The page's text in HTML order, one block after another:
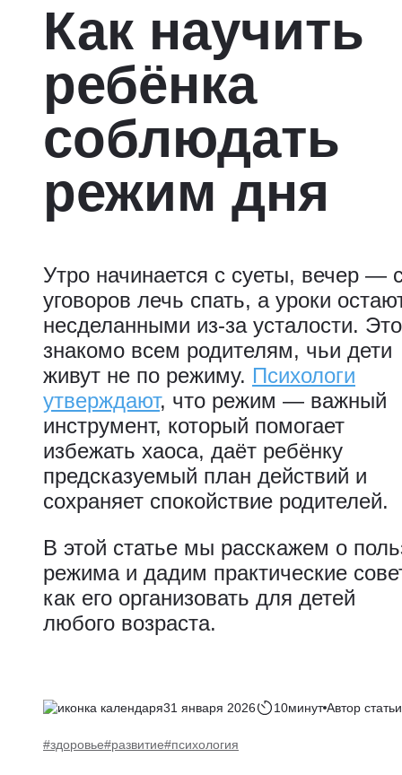
Как научить
ребёнка
соблюдать
режим дня
Утро начинается с суеты, вечер —
уговоров лечь спать, а уроки
несделанными из-за усталости. Это
знакомо всем родителям, чьи дети
живут не по режиму. Психологи
утверждают, что режим — важный
инструмент, который помогает
избежать хаоса, даёт ребёнку
предсказуемый план действий и
сохраняет спокойствие родителей.
В этой статье мы расскажем о
режима и дадим практические
как его организовать для детей
любого возраста.
31 января 2026 10минут Автор
#здоровье#развитие#психология